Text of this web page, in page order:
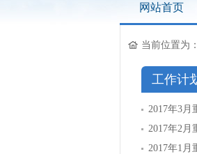
网站首页
当前位置为：
工作计
2017年3月
2017年2月
2017年1月